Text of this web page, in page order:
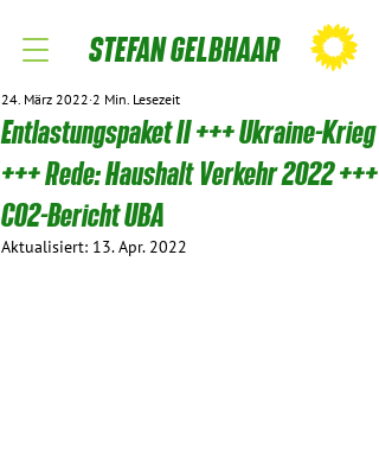
STEFAN GELBHAAR
Entlastungspaket II +++ Ukraine-Krieg
+++ Rede: Haushalt Verkehr 2022 +++
CO2-Bericht UBA
24. März 2022 2 Min. Lesezeit
Aktualisiert: 13. Apr. 2022